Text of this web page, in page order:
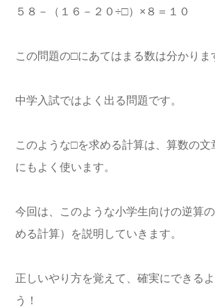
５８－（１６－２０÷□）×８＝１０
この問題の□にあてはまる数は分かりま
中学入試ではよく出る問題です。
このような□を求める計算は、算数の文
にもよく使います。
今回は、このような小学生向けの逆算
める計算）を説明していきます。
正しいやり方を覚えて、確実にできる
う！